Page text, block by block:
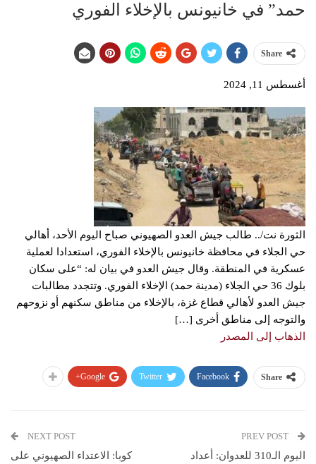
حمد” في خانيونس بالإخلاء الفوري
Share
أغسطس 11, 2024
الثورة نت/.. طالب جيش العدو الصهيوني صباح اليوم الأحد، أهالي
حي الجلاء في محافظة خانيونس بالإخلاء الفوري، استعدادا لعملية
عسكرية في المنطقة. وقال جيش العدو في بيان له: “على سكان
بلوك 36 حي الجلاء (مدينة حمد) الإخلاء الفوري. وتتجدد مطالبات
جيش العدو لأهالي قطاع غزة، بالإخلاء من مناطق سكنهم أو نزوحهم
والتوجه إلى مناطق أخرى […]
الذهاب إلى المصدر
Share
Facebook
Twitter
Google+
اليوم الـ310 للعدوان: أعداد
NEXT POST
كوبا: الاعتداء الصهيوني على